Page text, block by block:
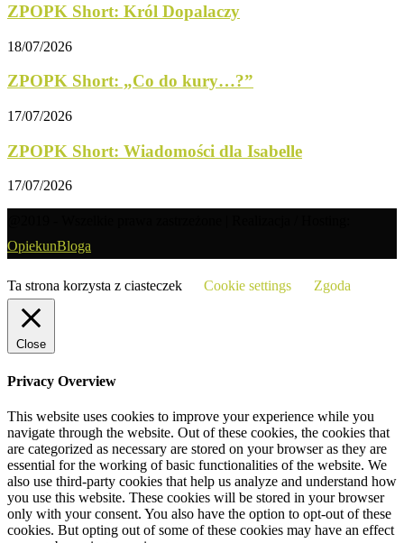
ZPOPK Short: Król Dopalaczy
18/07/2026
ZPOPK Short: „Co do kury…?”
17/07/2026
ZPOPK Short: Wiadomości dla Isabelle
17/07/2026
OpiekunBloga
Ta strona korzysta z ciasteczek Cookie settings Zgoda
Close
Privacy Overview
This website uses cookies to improve your experience while you
navigate through the website. Out of these cookies, the cookies that
are categorized as necessary are stored on your browser as they are
essential for the working of basic functionalities of the website. We
also use third-party cookies that help us analyze and understand how
you use this website. These cookies will be stored in your browser
only with your consent. You also have the option to opt-out of these
cookies. But opting out of some of these cookies may have an effect